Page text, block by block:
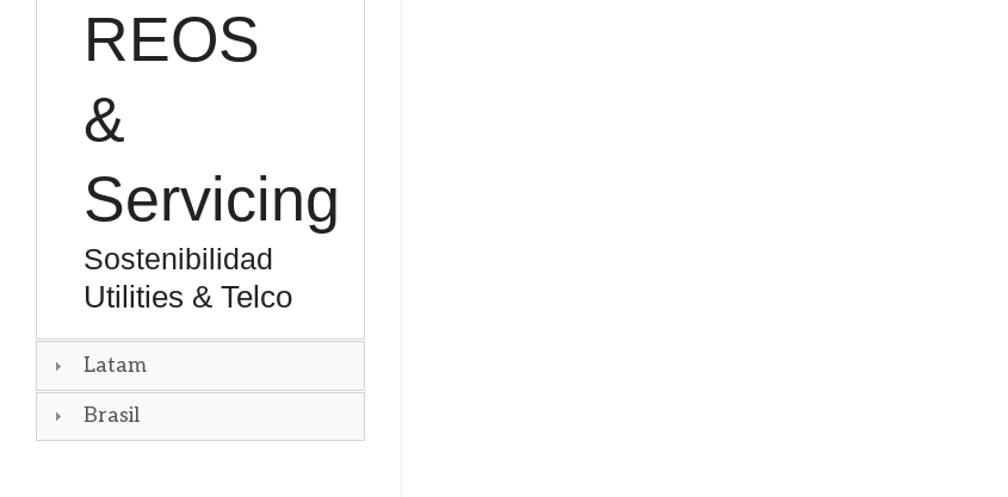
REOS
&
Servicing
Sostenibilidad
Utilities & Telco
Latam
Brasil